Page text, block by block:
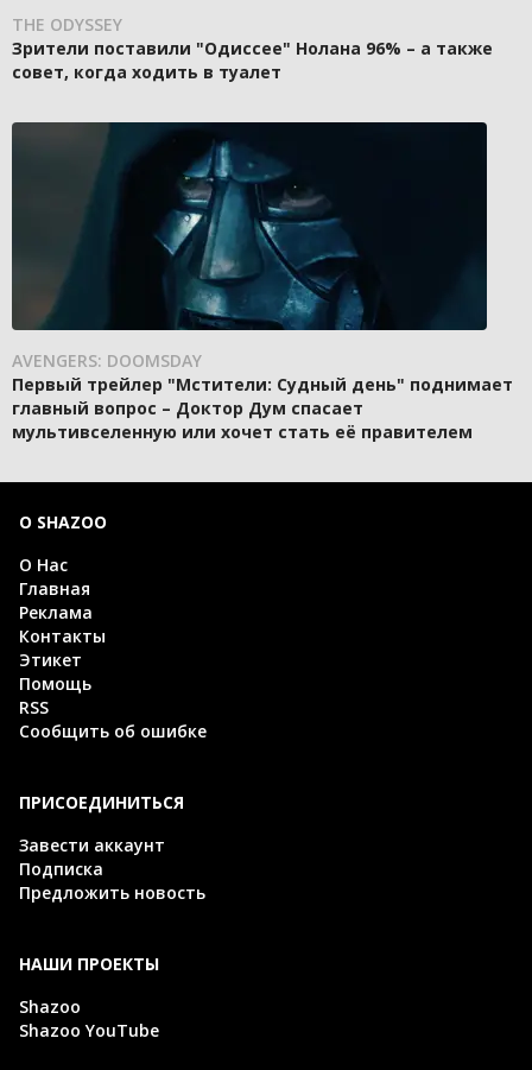
THE ODYSSEY
Зрители поставили "Одиссее" Нолана 96% – а также
совет, когда ходить в туалет
AVENGERS: DOOMSDAY
Первый трейлер "Мстители: Судный день" поднимает
главный вопрос – Доктор Дум спасает
мультивселенную или хочет стать её правителем
О SHAZOO
О Нас
Главная
Реклама
Контакты
Этикет
Помощь
RSS
Сообщить об ошибке
ПРИСОЕДИНИТЬСЯ
Завести аккаунт
Подписка
Предложить новость
НАШИ ПРОЕКТЫ
Shazoo
Shazoo YouTube